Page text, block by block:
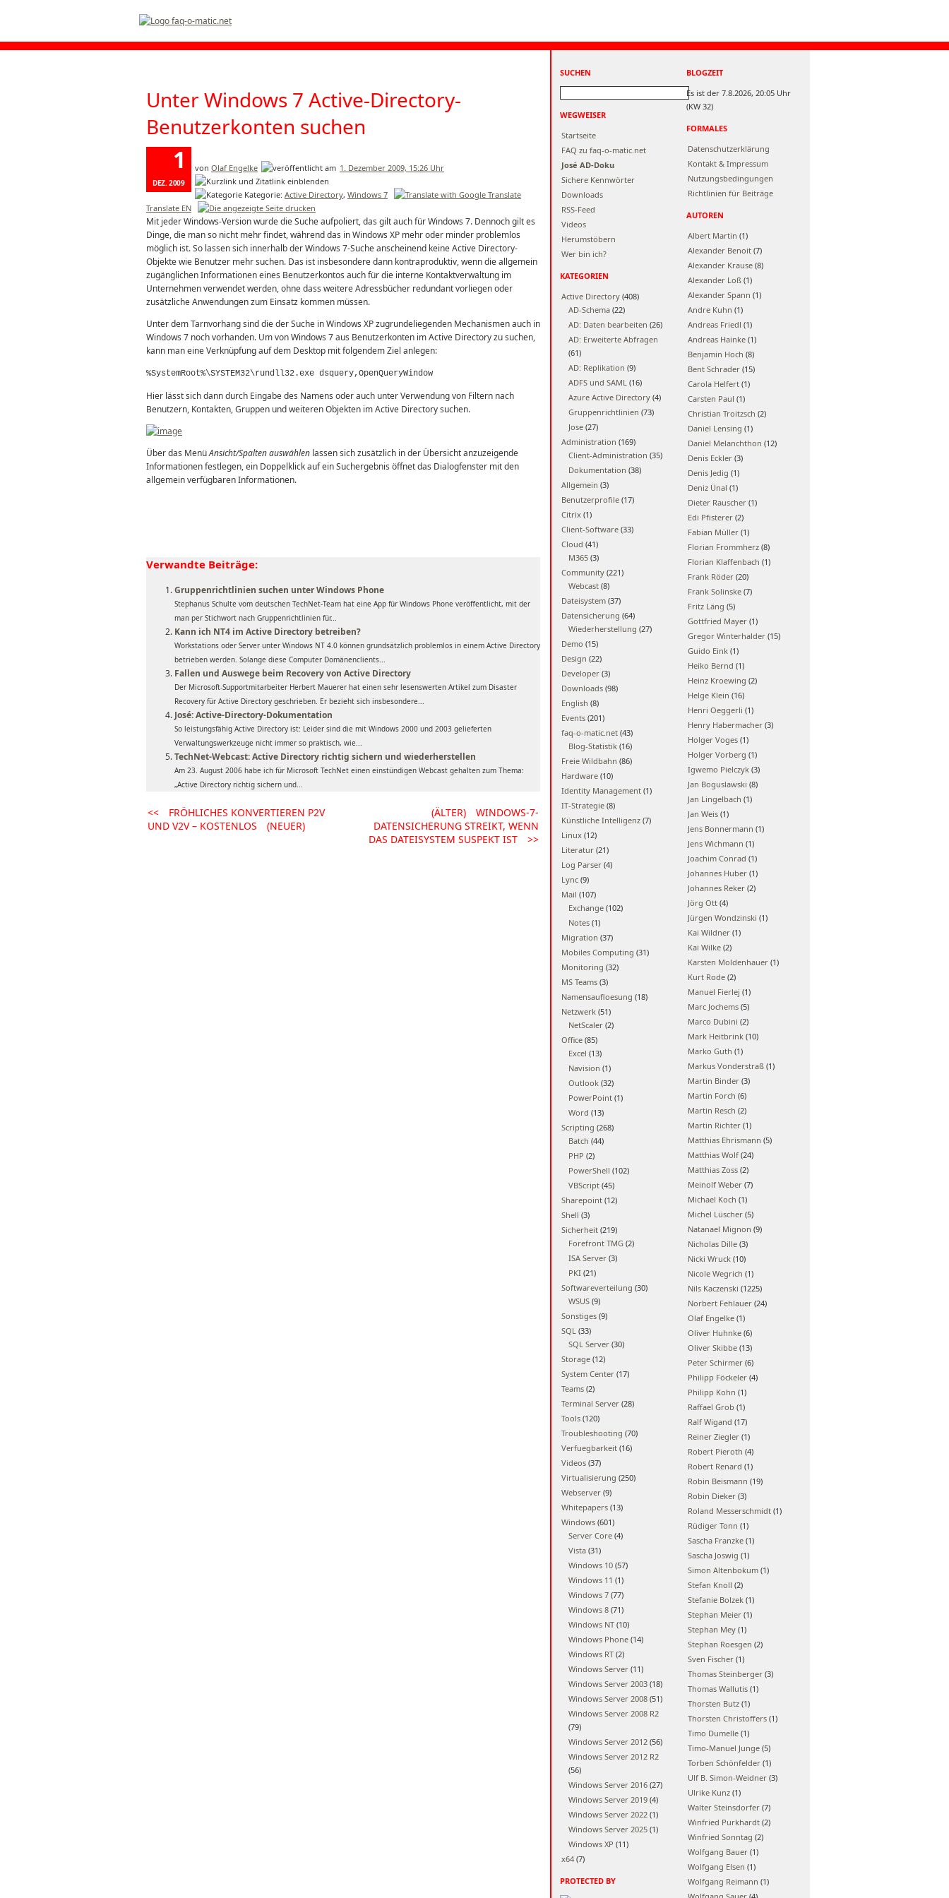
Unter Windows 7 Active-Directory-
Benutzerkonten suchen
1
DEZ. 2009
von Olaf Engelke 1. Dezember 2009, 15:26 Uhr
Kategorie: Active Directory, Windows 7
Translate EN
Mit jeder Windows-Version wurde die Suche aufpoliert, das gilt auch für Windows 7. Dennoch gilt es
Dinge, die man so nicht mehr findet, während das in Windows XP mehr oder minder problemlos
möglich ist. So lassen sich innerhalb der Windows 7-Suche anscheinend keine Active Directory-
Objekte wie Benutzer mehr suchen. Das ist insbesondere dann kontraproduktiv, wenn die allgemein
zugänglichen Informationen eines Benutzerkontos auch für die interne Kontaktverwaltung im
Unternehmen verwendet werden, ohne dass weitere Adressbücher redundant vorliegen oder
zusätzliche Anwendungen zum Einsatz kommen müssen.
Unter dem Tarnvorhang sind die der Suche in Windows XP zugrundeliegenden Mechanismen auch in
Windows 7 noch vorhanden. Um von Windows 7 aus Benutzerkonten im Active Directory zu suchen,
kann man eine Verknüpfung auf dem Desktop mit folgendem Ziel anlegen:
%SystemRoot%\SYSTEM32\rundll32.exe dsquery,OpenQueryWindow
Hier lässt sich dann durch Eingabe des Namens oder auch unter Verwendung von Filtern nach
Benutzern, Kontakten, Gruppen und weiteren Objekten im Active Directory suchen.
Über das MenüAnsicht/Spalten auswählen lassen sich zusätzlich in der Übersicht anzuzeigende
Informationen festlegen, ein Doppelklick auf ein Suchergebnis öffnet das Dialogfenster mit den
allgemein verfügbaren Informationen.
Verwandte Beiträge:
Gruppenrichtlinien suchen unter Windows Phone
Stephanus Schulte vom deutschen TechNet-Team hat eine App für Windows Phone veröffentlicht, mit der
man per Stichwort nach Gruppenrichtlinien für...
Kann ich NT4 im Active Directory betreiben?
Workstations oder Server unter Windows NT 4.0 können grundsätzlich problemlos in einem Active Directory
betrieben werden. Solange diese Computer Domänenclients...
Fallen und Auswege beim Recovery von Active Directory
Der Microsoft-Supportmitarbeiter Herbert Mauerer hat einen sehr lesenswerten Artikel zum Disaster
Recovery für Active Directory geschrieben. Er bezieht sich insbesondere...
José: Active-Directory-Dokumentation
So leistungsfähig Active Directory ist: Leider sind die mit Windows 2000 und 2003 gelieferten
Verwaltungswerkzeuge nicht immer so praktisch, wie...
TechNet-Webcast: Active Directory richtig sichern und wiederherstellen
Am 23. August 2006 habe ich für Microsoft TechNet einen einstündigen Webcast gehalten zum Thema:
„Active Directory richtig sichern und...
<<
FRÖHLICHES KONVERTIEREN P2V
UND V2V – KOSTENLOS
(NEUER)
(ÄLTER)
WINDOWS-7-
DATENSICHERUNG STREIKT, WENN
DAS DATEISYSTEM SUSPEKT IST
>>
SUCHEN
WEGWEISER
Startseite
FAQ zu faq-o-matic.net
José AD-Doku
Sichere Kennwörter
Downloads
RSS-Feed
Videos
Herumstöbern
Wer bin ich?
KATEGORIEN
Active Directory (408)
AD-Schema (22)
AD: Daten bearbeiten (26)
AD: Erweiterte Abfragen
(61)
AD: Replikation (9)
ADFS und SAML (16)
Azure Active Directory (4)
Gruppenrichtlinien (73)
Jose (27)
Administration (169)
Client-Administration (35)
Dokumentation (38)
Allgemein (3)
Benutzerprofile (17)
Citrix (1)
Client-Software (33)
Cloud (41)
M365 (3)
Community (221)
Webcast (8)
Dateisystem (37)
Datensicherung (64)
Wiederherstellung (27)
Demo (15)
Design (22)
Developer (3)
Downloads (98)
English (8)
Events (201)
faq-o-matic.net (43)
Blog-Statistik (16)
Freie Wildbahn (86)
Hardware (10)
Identity Management (1)
IT-Strategie (8)
Künstliche Intelligenz (7)
Linux (12)
Literatur (21)
Log Parser (4)
Lync (9)
Mail (107)
Exchange (102)
Notes (1)
Migration (37)
Mobiles Computing (31)
Monitoring (32)
MS Teams (3)
Namensaufloesung (18)
Netzwerk (51)
NetScaler (2)
Office (85)
Excel (13)
Navision (1)
Outlook (32)
PowerPoint (1)
Word (13)
Scripting (268)
Batch (44)
PHP (2)
PowerShell (102)
VBScript (45)
Sharepoint (12)
Shell (3)
Sicherheit (219)
Forefront TMG (2)
ISA Server (3)
PKI (21)
Softwareverteilung (30)
WSUS (9)
Sonstiges (9)
SQL (33)
SQL Server (30)
Storage (12)
System Center (17)
Teams (2)
Terminal Server (28)
Tools (120)
Troubleshooting (70)
Verfuegbarkeit (16)
Videos (37)
Virtualisierung (250)
Webserver (9)
Whitepapers (13)
Windows (601)
Server Core (4)
Vista (31)
Windows 10 (57)
Windows 11 (1)
Windows 7 (77)
Windows 8 (71)
Windows NT (10)
Windows Phone (14)
Windows RT (2)
Windows Server (11)
Windows Server 2003 (18)
Windows Server 2008 (51)
Windows Server 2008 R2
(79)
Windows Server 2012 (56)
Windows Server 2012 R2
(56)
Windows Server 2016 (27)
Windows Server 2019 (4)
Windows Server 2022 (1)
Windows Server 2025 (1)
Windows XP (11)
x64 (7)
PROTECTED BY
BLOGZEIT
Es ist der 7.8.2026, 20:05 Uhr
(KW 32)
FORMALES
Datenschutzerklärung
Kontakt & Impressum
Nutzungsbedingungen
Richtlinien für Beiträge
AUTOREN
Albert Martin (1)
Alexander Benoit (7)
Alexander Krause (8)
Alexander Loß (1)
Alexander Spann (1)
Andre Kuhn (1)
Andreas Friedl (1)
Andreas Hainke (1)
Benjamin Hoch (8)
Bent Schrader (15)
Carola Helfert (1)
Carsten Paul (1)
Christian Troitzsch (2)
Daniel Lensing (1)
Daniel Melanchthon (12)
Denis Eckler (3)
Denis Jedig (1)
Deniz Ünal (1)
Dieter Rauscher (1)
Edi Pfisterer (2)
Fabian Müller (1)
Florian Frommherz (8)
Florian Klaffenbach (1)
Frank Röder (20)
Frank Solinske (7)
Fritz Läng (5)
Gottfried Mayer (1)
Gregor Winterhalder (15)
Guido Eink (1)
Heiko Bernd (1)
Heinz Kroewing (2)
Helge Klein (16)
Henri Oeggerli (1)
Henry Habermacher (3)
Holger Voges (1)
Holger Vorberg (1)
Igwemo Pielczyk (3)
Jan Boguslawski (8)
Jan Lingelbach (1)
Jan Weis (1)
Jens Bonnermann (1)
Jens Wichmann (1)
Joachim Conrad (1)
Johannes Huber (1)
Johannes Reker (2)
Jörg Ott (4)
Jürgen Wondzinski (1)
Kai Wildner (1)
Kai Wilke (2)
Karsten Moldenhauer (1)
Kurt Rode (2)
Manuel Fierlej (1)
Marc Jochems (5)
Marco Dubini (2)
Mark Heitbrink (10)
Marko Guth (1)
Markus Vonderstraß (1)
Martin Binder (3)
Martin Forch (6)
Martin Resch (2)
Martin Richter (1)
Matthias Ehrismann (5)
Matthias Wolf (24)
Matthias Zoss (2)
Meinolf Weber (7)
Michael Koch (1)
Michel Lüscher (5)
Natanael Mignon (9)
Nicholas Dille (3)
Nicki Wruck (10)
Nicole Wegrich (1)
Nils Kaczenski (1225)
Norbert Fehlauer (24)
Olaf Engelke (1)
Oliver Huhnke (6)
Oliver Skibbe (13)
Peter Schirmer (6)
Philipp Föckeler (4)
Philipp Kohn (1)
Raffael Grob (1)
Ralf Wigand (17)
Reiner Ziegler (1)
Robert Pieroth (4)
Robert Renard (1)
Robin Beismann (19)
Robin Dieker (3)
Roland Messerschmidt (1)
Rüdiger Tonn (1)
Sascha Franzke (1)
Sascha Joswig (1)
Simon Altenbokum (1)
Stefan Knoll (2)
Stefanie Bolzek (1)
Stephan Meier (1)
Stephan Mey (1)
Stephan Roesgen (2)
Sven Fischer (1)
Thomas Steinberger (3)
Thomas Wallutis (1)
Thorsten Butz (1)
Thorsten Christoffers (1)
Timo Dumelle (1)
Timo-Manuel Junge (5)
Torben Schönfelder (1)
Ulf B. Simon-Weidner (3)
Ulrike Kunz (1)
Walter Steinsdorfer (7)
Winfried Purkhardt (2)
Winfried Sonntag (2)
Wolfgang Bauer (1)
Wolfgang Elsen (1)
Wolfgang Reimann (1)